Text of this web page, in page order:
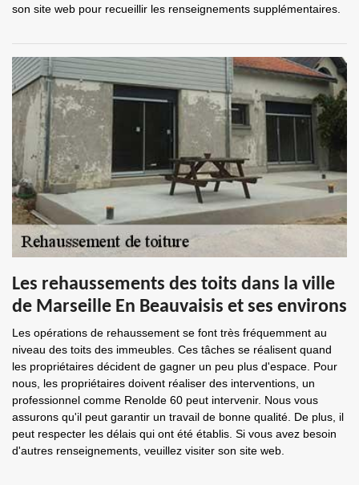
son site web pour recueillir les renseignements supplémentaires.
Les rehaussements des toits dans la ville
de Marseille En Beauvaisis et ses environs
Les opérations de rehaussement se font très fréquemment au
niveau des toits des immeubles. Ces tâches se réalisent quand
les propriétaires décident de gagner un peu plus d'espace. Pour
nous, les propriétaires doivent réaliser des interventions, un
professionnel comme Renolde 60 peut intervenir. Nous vous
assurons qu'il peut garantir un travail de bonne qualité. De plus, il
peut respecter les délais qui ont été établis. Si vous avez besoin
d'autres renseignements, veuillez visiter son site web.